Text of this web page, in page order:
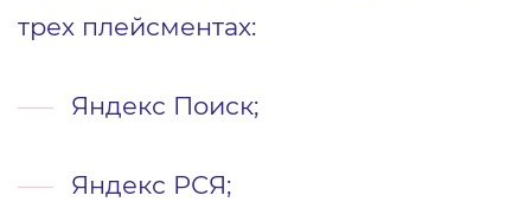
трех плейсментах:
Яндекс Поиск;
Яндекс РСЯ;